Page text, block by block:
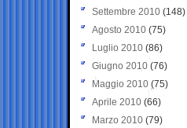
Settembre 2010 (148)
Agosto 2010 (75)
Luglio 2010 (86)
Giugno 2010 (76)
Maggio 2010 (75)
Aprile 2010 (66)
Marzo 2010 (79)